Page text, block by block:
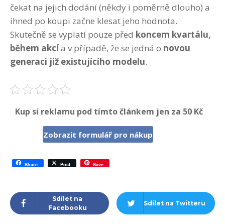
čekat na jejich dodání (někdy i poměrně dlouho) a
ihned po koupi začne klesat jeho hodnota.
Skutečně se vyplatí pouze před koncem kvartálu,
během akcía v případě, že se jedná o novou
generaci již existujícího modelu.
Kup si reklamu pod tímto článkem jen za 50 Kč
Zobrazit formulář pro nákup
Share Post Save
Sdílet na
Facebooku
Sdílet na Twitteru